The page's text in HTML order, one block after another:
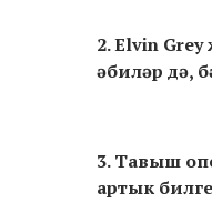
2. Elvin
әбиләр дә,
3. Тавыш
артык